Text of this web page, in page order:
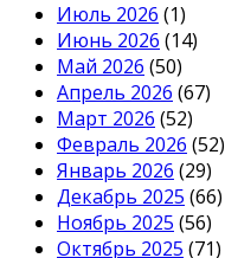
Июль 2026 (1)
Июнь 2026 (14)
Май 2026 (50)
Апрель 2026 (67)
Март 2026 (52)
Февраль 2026 (52)
Январь 2026 (29)
Декабрь 2025 (66)
Ноябрь 2025 (56)
Октябрь 2025 (71)